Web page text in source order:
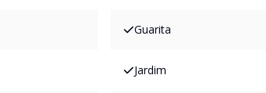
Guarita
Jardim